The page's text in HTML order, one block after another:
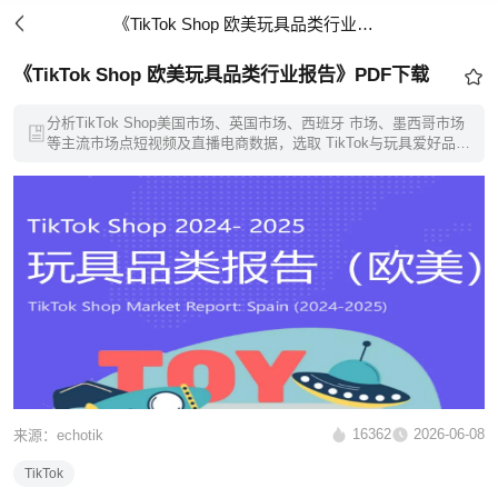
《TikTok Shop 欧美玩具品类行业报告》PDF下载
《TikTok Shop 欧美玩具品类行业报告》PDF下载
分析TikTok Shop美国市场、英国市场、西班牙 市场、墨西哥市场
等主流市场点短视频及直播电商数据，选取 TikTok与玩具爱好品类
来源：echotik 16362 2026-06-08
TikTok